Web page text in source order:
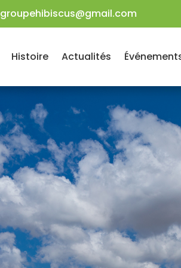
groupehibiscus@gmail.com
Histoire Actualités